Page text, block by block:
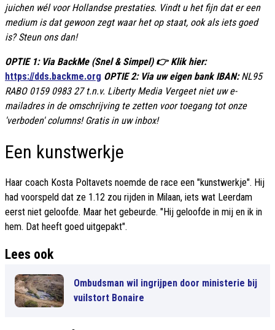
juichen wél voor Hollandse prestaties. Vindt u het fijn dat er een
medium is dat gewoon zegt waar het op staat, ook als iets goed
is? Steun ons dan!
OPTIE 1: Via BackMe (Snel & Simpel) 👉 Klik hier:
https://dds.backme.org OPTIE 2: Via uw eigen bank IBAN: NL95
RABO 0159 0983 27 t.n.v. Liberty Media Vergeet niet uw e-
mailadres in de omschrijving te zetten voor toegang tot onze
'verboden' columns! Gratis in uw inbox!
Een kunstwerkje
Haar coach Kosta Poltavets noemde de race een "kunstwerkje". Hij
had voorspeld dat ze 1.12 zou rijden in Milaan, iets wat Leerdam
eerst niet geloofde. Maar het gebeurde. "Hij geloofde in mij en ik in
hem. Dat heeft goed uitgepakt".
Lees ook
Ombudsman wil ingrijpen door ministerie bij
vuilstort Bonaire